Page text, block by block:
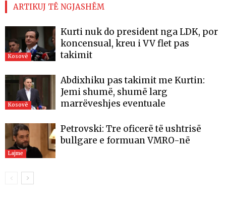
ARTIKUJ TË NGJASHËM
Kosovë
Kurti nuk do president nga LDK, por
koncensual, kreu i VV flet pas
takimit
Kosovë
Abdixhiku pas takimit me Kurtin:
Jemi shumë, shumë larg
marrëveshjes eventuale
Lajme
Petrovski: Tre oficerë të ushtrisë
bullgare e formuan VMRO-në